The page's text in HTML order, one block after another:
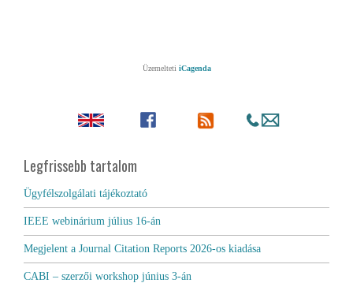
Üzemelteti iCagenda
Legfrissebb tartalom
Ügyfélszolgálati tájékoztató
IEEE webinárium július 16-án
Megjelent a Journal Citation Reports 2026-os kiadása
CABI – szerzői workshop június 3-án